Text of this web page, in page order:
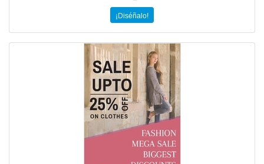
¡Diséñalo!